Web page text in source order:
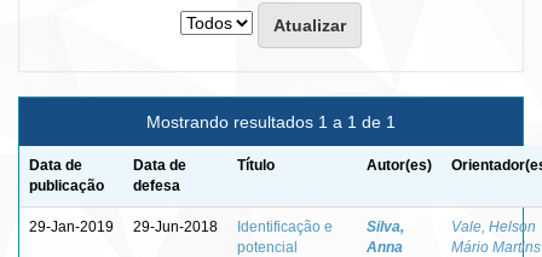
Mostrando resultados 1 a 1 de 1
Data de
publicação
Data de
defesa
Título Autor(es)
29-Jan-2019 29-Jun-2018
Identificação e
potencial
Silva,
Anna
Vale, Helson
Mário Martins